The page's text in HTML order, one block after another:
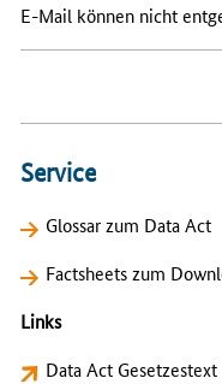
E-Mail können nicht
Service
Glossar zum Data Act
Factsheets zum
Links
Data Act Gesetzestext